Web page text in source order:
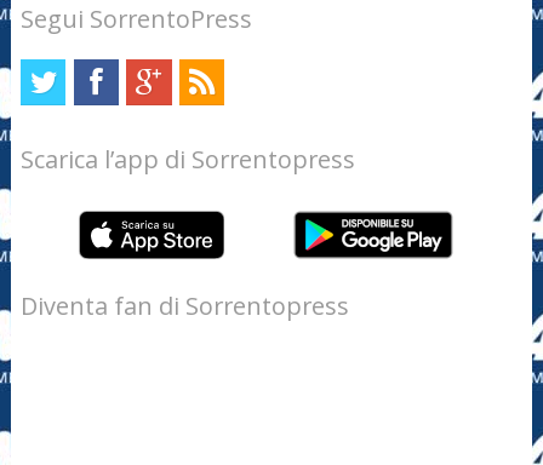
Segui SorrentoPress
Scarica l’app di Sorrentopress
Diventa fan di Sorrentopress